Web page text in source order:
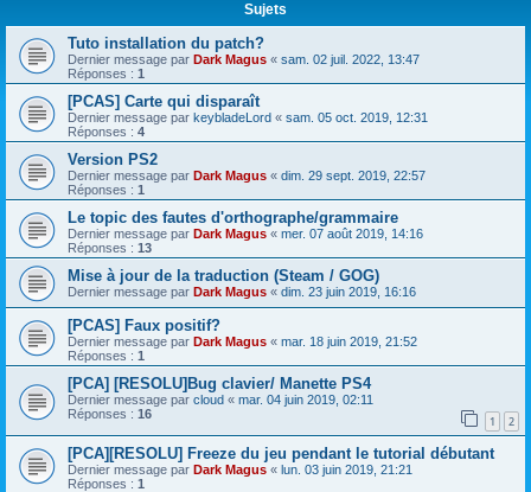
Sujets
Tuto installation du patch?
Dernier message par Dark Magus « sam. 02 juil. 2022, 13:47
Réponses : 1
[PCAS] Carte qui disparaît
Dernier message par keybladeLord « sam. 05 oct. 2019, 12:31
Réponses : 4
Version PS2
Dernier message par Dark Magus « dim. 29 sept. 2019, 22:57
Réponses : 1
Le topic des fautes d'orthographe/grammaire
Dernier message par Dark Magus « mer. 07 août 2019, 14:16
Réponses : 13
Mise à jour de la traduction (Steam / GOG)
Dernier message par Dark Magus « dim. 23 juin 2019, 16:16
[PCAS] Faux positif?
Dernier message par Dark Magus « mar. 18 juin 2019, 21:52
Réponses : 1
[PCA] [RESOLU]Bug clavier/ Manette PS4
Dernier message par cloud « mar. 04 juin 2019, 02:11
Réponses : 16 1 2
[PCA][RESOLU] Freeze du jeu pendant le tutorial débutant
Dernier message par Dark Magus « lun. 03 juin 2019, 21:21
Réponses : 1